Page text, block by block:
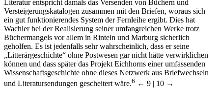
Literatur entspricht damals das Versenden von Büchern und
Versteigerungskatalogen zusammen mit den Briefen, woraus sich
ein gut funktionierendes System der Fernleihe ergibt. Dies hat
Wachler bei der Realisierung seiner umfangreichen Werke trotz
Büchermangels vor allem in Rinteln und Marburg sicherlich
geholfen. Es ist jedenfalls sehr wahrscheinlich, dass er seine
„Litterärgeschichte“ ohne Postwesen gar nicht hätte verwirklichen
können und dass später das Projekt Eichhorns einer umfassenden
Wissenschaftsgeschichte ohne dieses Netzwerk aus Briefwechseln
und Literatursendungen gescheitert wäre.6 ← 9 | 10 →